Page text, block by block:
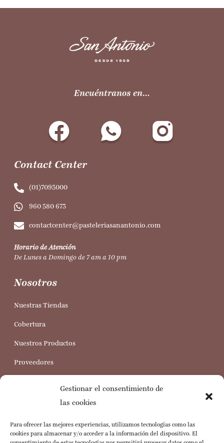
Gestionar el consentimiento de
las cookies
Para ofrecer las mejores experiencias, utilizamos tecnologías como las
cookies para almacenar y/o acceder a la información del dispositivo. El
Encuéntranos en…
Contact Center
(01)7095000
960 580 673
contactcenter@pasteleriasanantonio.com
Horario de Atención
De Lunes a Domingo de 7 am a 10 pm
Nosotros
Nuestras Tiendas
Cobertura
Nuestros Productos
Proveedores
Servicio al Cliente
Preguntas Frecuentes